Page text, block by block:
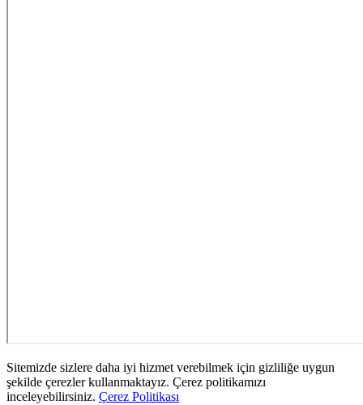
Sitemizde sizlere daha iyi hizmet verebilmek için gizliliğe uygun
şekilde çerezler kullanmaktayız. Çerez politikamızı
inceleyebilirsiniz. Çerez Politikası